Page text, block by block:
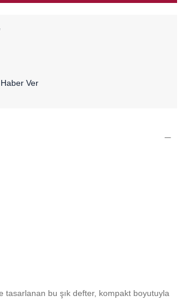
Ver
tasarlanan bu şık defter, kompakt boyutuyla